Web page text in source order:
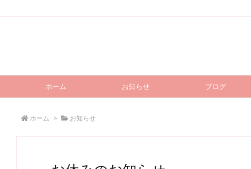
ホーム お知らせ ブログ
ホーム > お知らせ